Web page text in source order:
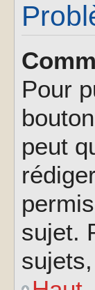
Pour
peut
sujet.